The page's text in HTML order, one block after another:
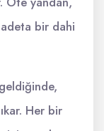
adeta bir dahi
Her bir